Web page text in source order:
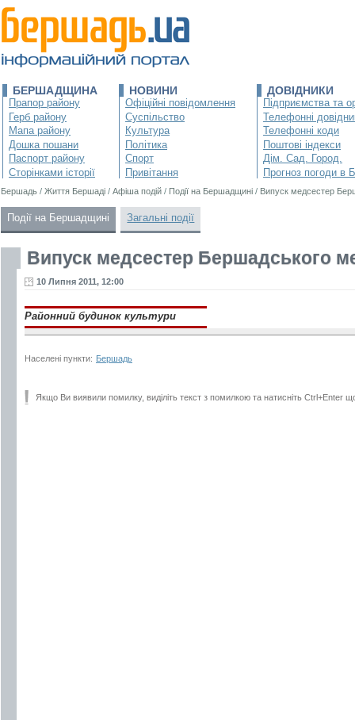
БЕРШАДЩИНА
Прапор району
Герб району
Мапа району
Дошка пошани
Паспорт району
Сторінками історії
НОВИНИ
Офіційні повідомлення
Суспільство
Культура
Політика
Спорт
Привітання
ДОВІДНИКИ
Підприємства та
Телефонні
Телефонні коди
Поштові індекси
Дім. Сад. Город.
Прогноз погоди в
Бершадь / Життя Бершаді / Афіша подій / Події на Бершадщині / Випуск медсестер
Події на Бершадщині Загальні події
Випуск медсестер Бершадського
10 Липня 2011, 12:00
Районний будинок культури
Населені пункти: Бершадь
Якщо Ви виявили помилку, виділіть текст з помилкою та натисніть Ctrl+Enter